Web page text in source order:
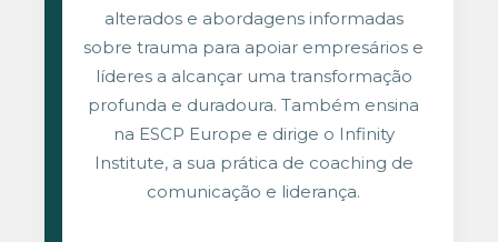
alterados e abordagens informadas
sobre trauma para apoiar empresários e
líderes a alcançar uma transformação
profunda e duradoura. Também ensina
na ESCP Europe e dirige o Infinity
Institute, a sua prática de coaching de
comunicação e liderança.